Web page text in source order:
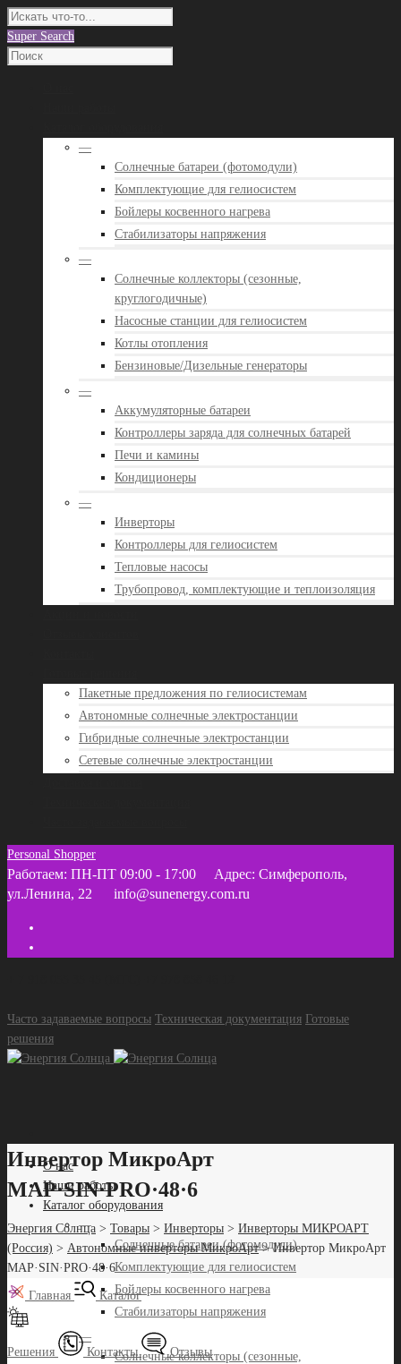
Super Search
—
Солнечные батареи (фотомодули)
Комплектующие для гелиосистем
Бойлеры косвенного нагрева
Стабилизаторы напряжения
—
Солнечные коллекторы (сезонные,
круглогодичные)
Насосные станции для гелиосистем
Котлы отопления
Бензиновые/Дизельные генераторы
—
Аккумуляторные батареи
Контроллеры заряда для солнечных батарей
Печи и камины
Кондиционеры
—
Инверторы
Контроллеры для гелиосистем
Тепловые насосы
Трубопровод, комплектующие и теплоизоляция
Пакетные предложения по гелиосистемам
Автономные солнечные электростанции
Гибридные солнечные электростанции
Сетевые солнечные электростанции
Personal Shopper
Работаем: ПН-ПТ 09:00 - 17:00
Адрес: Симферополь,
ул.Ленина, 22
info@sunenergy.com.ru
Часто задаваемые вопросы Техническая документация Готовые
решения
О нас
Наши работы
Каталог оборудования
—
Солнечные батареи (фотомодули)
Комплектующие для гелиосистем
Бойлеры косвенного нагрева
Стабилизаторы напряжения
—
Солнечные коллекторы (сезонные,
Инвертор МикроАрт
MAP·SIN·PRO·48·6
Энергия Солнца > Товары > Инверторы > Инверторы МИКРОАРТ
(Россия) > Автономные инверторы МикроАрт>Инвертор МикроАрт
MAP·SIN·PRO·48·6
Главная Каталог
Решения Контакты
Отзывы